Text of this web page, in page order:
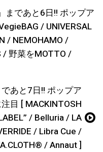
まであと6日!! ポップア
/ UNIVERSAL
/ NEMOHAMO /
/ 野菜をMOTTO /
あと7日!! ポップア
目 [ MACKINTOSH
/ Belluria / LA
/ Libra Cue /
/ Annaut ]